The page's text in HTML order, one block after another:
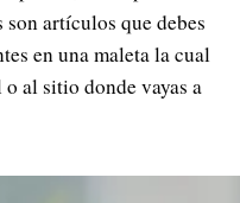
artículos que debes
en una maleta la cual
al sitio donde vayas a